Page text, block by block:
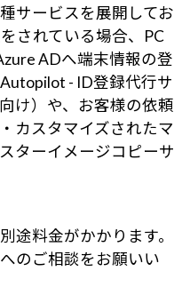
サービスを展開してお
されている場合、PC
ADへ端末情報の登
- ID登録代行サ
け）や、お客様の依頼
カスタマイズされたマ
ターイメージコピーサ
途料金がかかります。
のご相談をお願いい